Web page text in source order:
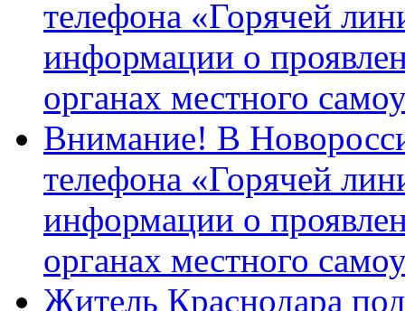
телефона «Горячей
информации о
органах местного
Внимание! В
телефона «Горячей
информации о
органах местного
Житель Краснодара